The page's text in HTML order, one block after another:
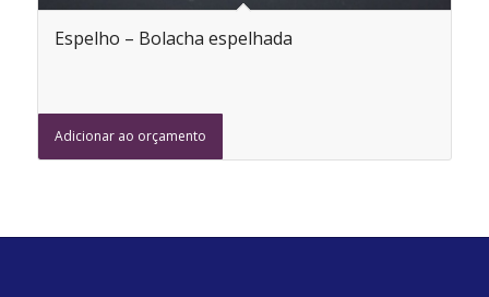
Espelho – Bolacha espelhada
Adicionar ao orçamento